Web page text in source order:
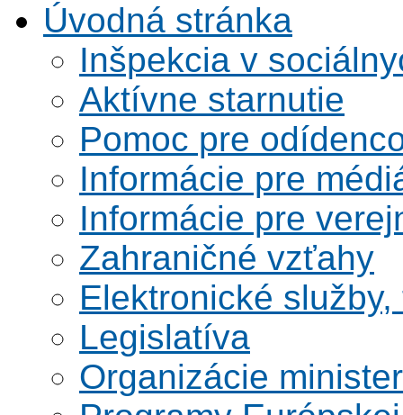
Úvodná stránka
Inšpekcia v
Aktívne starnutie
Pomoc pre
Informácie pre
Informácie pre
Zahraničné vzťahy
Elektronické
Legislatíva
Organizácie